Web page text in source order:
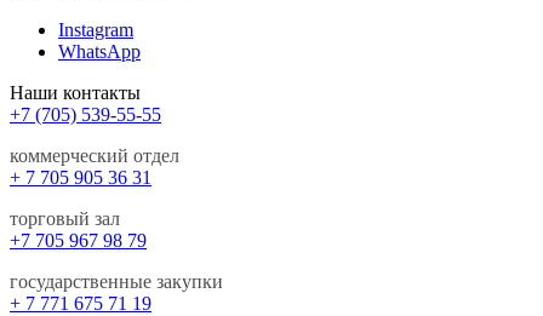
Instagram
WhatsApp
Наши контакты
+7 (705) 539-55-55
коммерческий отдел
+ 7 705 905 36 31
торговый зал
+7 705 967 98 79
государственные закупки
+ 7 771 675 71 19